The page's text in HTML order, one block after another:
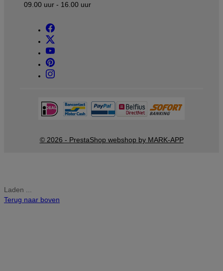
09.00 uur - 16.00 uur
© 2026 - PrestaShop webshop by MARK-APP
Laden ...
Terug naar boven